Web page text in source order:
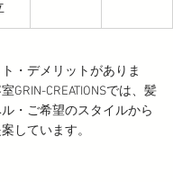
・デメリットがありま
GRIN-CREATIONSでは、髪
・ご希望のスタイルから
しています。